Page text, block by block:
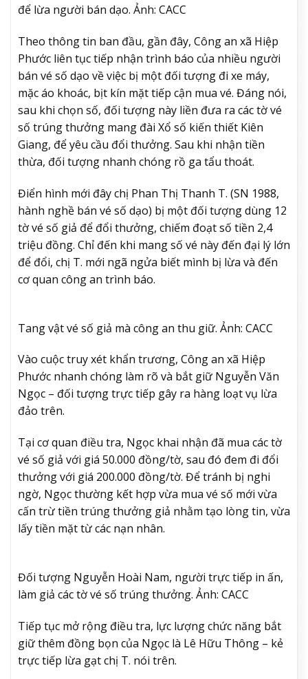
để lừa người bán dạo. Ảnh: CACC
Theo thông tin ban đầu, gần đây, Công an xã Hiệp
Phước liên tục tiếp nhận trình báo của nhiều người
bán vé số dạo về việc bị một đối tượng đi xe máy,
mặc áo khoác, bịt kín mặt tiếp cận mua vé. Đáng nói,
sau khi chọn số, đối tượng này liền đưa ra các tờ vé
số trúng thưởng mang đài Xổ số kiến thiết Kiên
Giang, để yêu cầu đổi thưởng. Sau khi nhận tiền
thừa, đối tượng nhanh chóng rồ ga tẩu thoát.
Điển hình mới đây chị Phan Thị Thanh T. (SN 1988,
hành nghề bán vé số dạo) bị một đối tượng dùng 12
tờ vé số giả để đổi thưởng, chiếm đoạt số tiền 2,4
triệu đồng. Chỉ đến khi mang số vé này đến đại lý lớn
để đổi, chị T. mới ngã ngửa biết mình bị lừa và đến
cơ quan công an trình báo.
Tang vật vé số giả mà công an thu giữ. Ảnh: CACC
Vào cuộc truy xét khẩn trương, Công an xã Hiệp
Phước nhanh chóng làm rõ và bắt giữ Nguyễn Văn
Ngọc – đối tượng trực tiếp gây ra hàng loạt vụ lừa
đảo trên.
Tại cơ quan điều tra, Ngọc khai nhận đã mua các tờ
vé số giả với giá 50.000 đồng/tờ, sau đó đem đi đổi
thưởng với giá 200.000 đồng/tờ. Để tránh bị nghi
ngờ, Ngọc thường kết hợp vừa mua vé số mới vừa
cấn trừ tiền trúng thưởng giả nhằm tạo lòng tin, vừa
lấy tiền mặt từ các nạn nhân.
Đối tượng Nguyễn Hoài Nam, người trực tiếp in ấn,
làm giả các tờ vé số trúng thưởng. Ảnh: CACC
Tiếp tục mở rộng điều tra, lực lượng chức năng bắt
giữ thêm đồng bọn của Ngọc là Lê Hữu Thông – kẻ
trực tiếp lừa gạt chị T. nói trên.